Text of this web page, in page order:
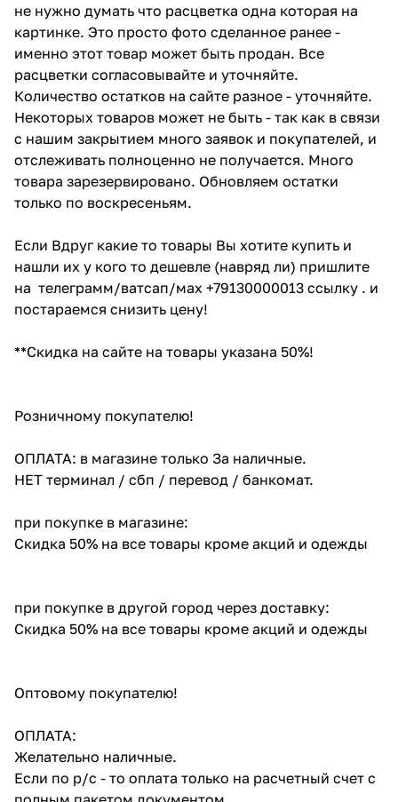
не нужно думать что расцветка одна которая на
картинке. Это просто фото сделанное ранее -
именно этот товар может быть продан. Все
расцветки согласовывайте и уточняйте.
Количество остатков на сайте разное - уточняйте.
Некоторых товаров может не быть - так как в связи
с нашим закрытием много заявок и покупателей, и
отслеживать полноценно не получается. Много
товара зарезервировано. Обновляем остатки
только по воскресеньям.
Если Вдруг какие то товары Вы хотите купить и
нашли их у кого то дешевле (навряд ли) пришлите
на телеграмм/ватсап/мах +79130000013 ссылку . и
постараемся снизить цену!
**Скидка на сайте на товары указана 50%!
Розничному покупателю!
ОПЛАТА: в магазине только За наличные.
НЕТ терминал / сбп / перевод / банкомат.
при покупке в магазине:
Скидка 50% на все товары кроме акций и одежды
при покупке в другой город через доставку:
Скидка 50% на все товары кроме акций и одежды
Оптовому покупателю!
ОПЛАТА:
Желательно наличные.
Если по р/с - то оплата только на расчетный счет с